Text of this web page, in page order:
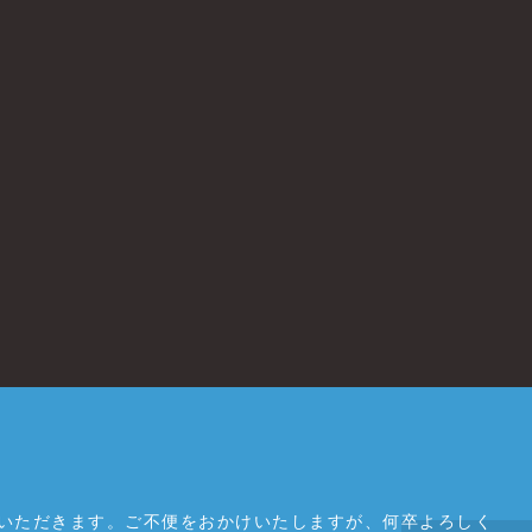
だきます。ご不便をおかけいたしますが、何卒よろしく